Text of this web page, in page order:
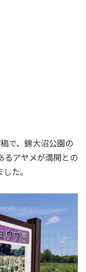
で、錦大沼公園の
るアヤメが満開との
た。